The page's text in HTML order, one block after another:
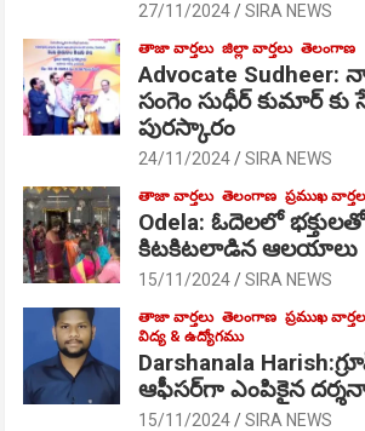
27/11/2024 SIRA NEWS
తాజా వార్తలు జిల్లా వార్తలు తెలంగాణ
Advocate
సంగెం సుధీర్ కుమార్
పురస్కారం
24/11/2024 SIRA NEWS
తాజా వార్తలు తెలంగాణ ప్రముఖ
Odela: ఓదెల‌లో
కిటకిటలాడిన ఆల‌యాలు
15/11/2024 SIRA NEWS
తాజా వార్తలు తెలంగాణ ప్రముఖ
విద్య & ఉద్యోగము
Darshanala
ఆఫీసర్‌గా ఎంపికైన
15/11/2024 SIRA NEWS